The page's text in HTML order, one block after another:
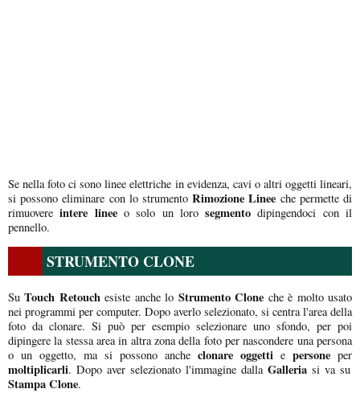
Se nella foto ci sono linee elettriche in evidenza, cavi o altri oggetti lineari,
si possono eliminare con lo strumentoRimozione Linee che permette di
rimuovereintere lineeo solo un lorosegmento dipingendoci con il
pennello.
STRUMENTO CLONE
SuTouch Retouch esiste anche lo Strumento Clone che è molto usato
nei programmi per computer. Dopo averlo selezionato, si centra l'area della
foto da clonare. Si può per esempio selezionare uno sfondo, per poi
dipingere la stessa area in altra zona della foto per nascondere una persona
o un oggetto, ma si possono anche clonare oggetti e persone per
moltiplicarli. Dopo aver selezionato l'immagine dallaGalleria si va su
Stampa Clone.